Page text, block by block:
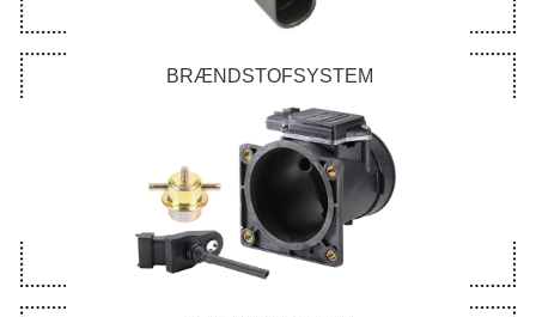
BRÆNDSTOFSYSTEM